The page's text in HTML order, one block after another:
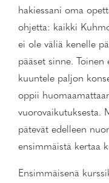
hakiessani oma
ohjetta: kaikki
ei ole väliä kenelle
pääset sinne.
kuuntele paljon
oppii
vuorovaikutuksesta.
pätevät edelleen
ensimmäistä kertaa
Ensimmäisenä